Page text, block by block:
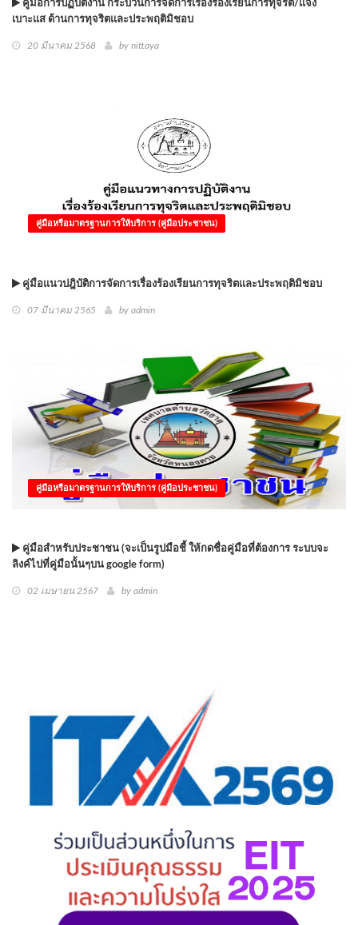
คู่มือการปฏิบัติงาน กระบวนการจัดการเรื่องร้องเรียนการทุจริต/แจ้ง
เบาะแส ด้านการทุจริตและประพฤติมิชอบ
20 มีนาคม 2568 by nittaya
คู่มือหรือมาตรฐานการให้บริการ (คู่มือประชาชน)
คู่มือแนวปฎิบัติการจัดการเรื่องร้องเรียนการทุจริตและประพฤติมิชอบ
07 มีนาคม 2565 by admin
คู่มือหรือมาตรฐานการให้บริการ (คู่มือประชาชน)
คู่มือสำหรับประชาชน (จะเป็นรูปมือชี้ ให้กดชื่อคู่มือที่ต้องการ ระบบจะ
ลิงค์ไปที่คู่มือนั้นๆบน google form)
02 เมษายน 2567 by admin